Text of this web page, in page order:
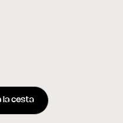
la cesta